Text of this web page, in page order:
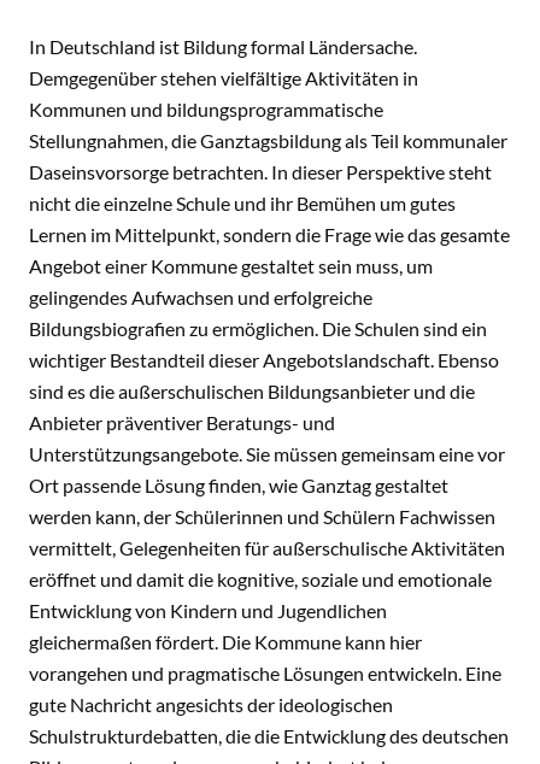
In Deutschland ist Bildung formal Ländersache.
Demgegenüber stehen vielfältige Aktivitäten in
Kommunen und bildungsprogrammatische
Stellungnahmen, die Ganztagsbildung als Teil kommunaler
Daseinsvorsorge betrachten. In dieser Perspektive steht
nicht die einzelne Schule und ihr Bemühen um gutes
Lernen im Mittelpunkt, sondern die Frage wie das gesamte
Angebot einer Kommune gestaltet sein muss, um
gelingendes Aufwachsen und erfolgreiche
Bildungsbiografien zu ermöglichen. Die Schulen sind ein
wichtiger Bestandteil dieser Angebotslandschaft. Ebenso
sind es die außerschulischen Bildungsanbieter und die
Anbieter präventiver Beratungs- und
Unterstützungsangebote. Sie müssen gemeinsam eine vor
Ort passende Lösung finden, wie Ganztag gestaltet
werden kann, der Schülerinnen und Schülern Fachwissen
vermittelt, Gelegenheiten für außerschulische Aktivitäten
eröffnet und damit die kognitive, soziale und emotionale
Entwicklung von Kindern und Jugendlichen
gleichermaßen fördert. Die Kommune kann hier
vorangehen und pragmatische Lösungen entwickeln. Eine
gute Nachricht angesichts der ideologischen
Schulstrukturdebatten, die die Entwicklung des deutschen